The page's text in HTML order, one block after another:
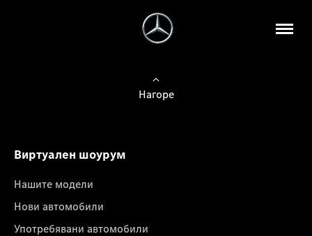
Нагоре
Виртуален шоурум
Нашите модели
Нови автомобили
Употребявани автомобили